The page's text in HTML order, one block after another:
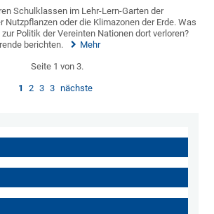
Schulklassen im Lehr-Lern-Garten der
Nutzpflanzen oder die Klimazonen der Erde. Was
Politik der Vereinten Nationen dort verloren?
berichten.
Mehr
Seite 1 von 3.
1 2 3 3 nächste